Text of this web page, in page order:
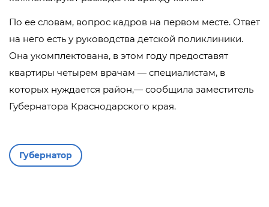
По ее словам, вопрос кадров на первом месте. Ответ
на него есть у руководства детской поликлиники.
Она укомплектована, в этом году предоставят
квартиры четырем врачам — специалистам, в
которых нуждается район,— сообщила заместитель
Губернатора Краснодарского края.
Губернатор